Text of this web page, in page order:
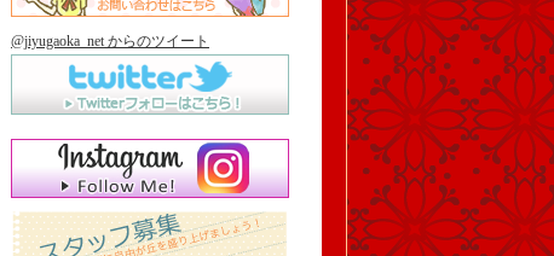
@jiyugaoka_net からのツイート